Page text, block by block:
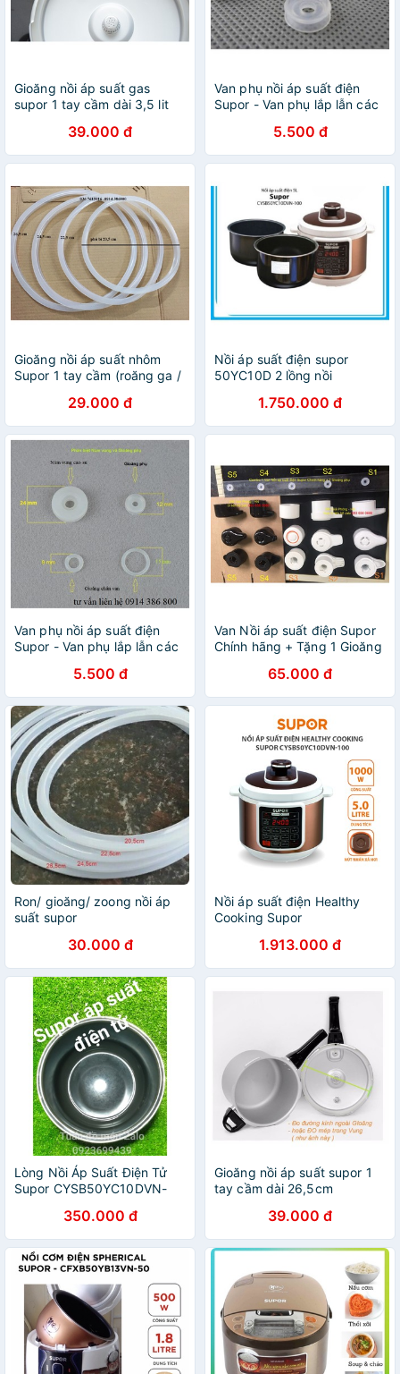
Gioăng nồi áp suất gas
supor 1 tay cầm dài 3,5 lit
39.000 đ
Van phụ nồi áp suất điện
Supor - Van phụ lắp lẫn các
5.500 đ
Gioăng nồi áp suất nhôm
Supor 1 tay cầm (roăng ga /
29.000 đ
Nồi áp suất điện supor
50YC10D 2 lồng nồi
1.750.000 đ
Van phụ nồi áp suất điện
Supor - Van phụ lắp lẫn các
5.500 đ
Van Nồi áp suất điện Supor
Chính hãng + Tặng 1 Gioăng
65.000 đ
Ron/ gioăng/ zoong nồi áp
suất supor
30.000 đ
Nồi áp suất điện Healthy
Cooking Supor
1.913.000 đ
Lòng Nồi Áp Suất Điện Tử
Supor CYSB50YC10DVN-
linh kiện chính hãng
350.000 đ
Gioăng nồi áp suất supor 1
tay cầm dài 26,5cm
39.000 đ